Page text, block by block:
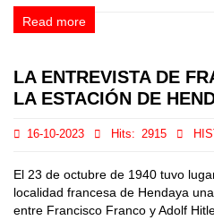
Read more
LA ENTREVISTA DE
LA ESTACIÓN DE
16-10-2023 Hits: 2915
El 23 de octubre de 1940 tuvo
localidad francesa de Hendaya
entre Francisco Franco y Adolf